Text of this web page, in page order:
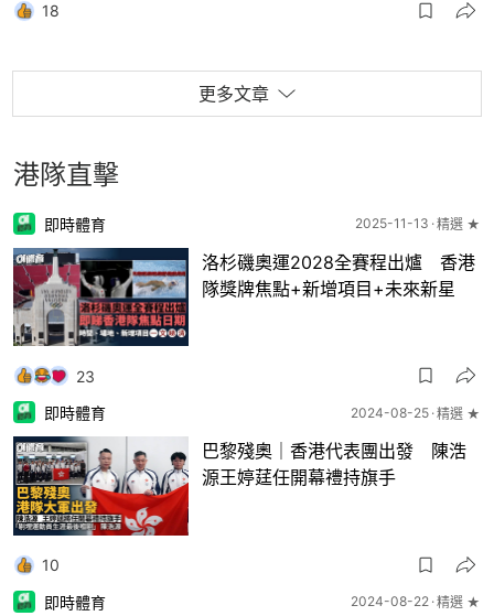
18
更多文章
港隊直擊
即時體育 2025-11-13 精選 ★
洛杉磯奧運2028全賽程出爐 香港
隊獎牌焦點+新增項目+未來新星
23
即時體育
2024-08-25 精選 ★
巴黎殘奧｜香港代表團出發 陳浩
源王婷莛任開幕禮持旗手
10
即時體育
2024-08-22 精選 ★